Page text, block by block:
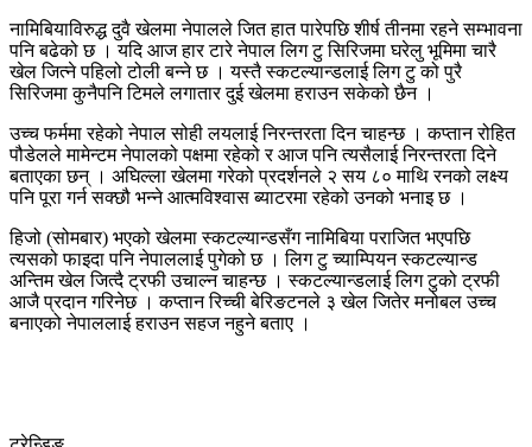
नामिबियाविरुद्ध दुवै खेलमा नेपालले जित हात पारेपछि शीर्ष तीनमा रहने सम्भावना
पनि बढेको छ । यदि आज हार टारे नेपाल लिग टु सिरिजमा घरेलु भूमिमा चारै
खेल जित्ने पहिलो टोली बन्ने छ । यस्तै स्कटल्यान्डलाई लिग टु को पुरै
सिरिजमा कुनैपनि टिमले लगातार दुई खेलमा हराउन सकेको छैन ।
उच्च फर्ममा रहेको नेपाल सोही लयलाई निरन्तरता दिन चाहन्छ । कप्तान रोहित
पौडेलले मामेन्टम नेपालको पक्षमा रहेको र आज पनि त्यसैलाई निरन्तरता दिने
बताएका छन् । अघिल्ला खेलमा गरेको प्रदर्शनले २ सय ८० माथि रनको लक्ष्य
पनि पूरा गर्न सक्छौ भन्ने आत्मविश्वास ब्याटरमा रहेको उनको भनाइ छ ।
हिजो (सोमबार) भएको खेलमा स्कटल्यान्डसँग नामिबिया पराजित भएपछि
त्यसको फाइदा पनि नेपाललाई पुगेको छ । लिग टु च्याम्पियन स्कटल्यान्ड
अन्तिम खेल जित्दै ट्रफी उचाल्न चाहन्छ । स्कटल्यान्डलाई लिग टुको ट्रफी
आजै प्रदान गरिनेछ । कप्तान रिच्ची बेरिङटनले ३ खेल जितेर मनोबल उच्च
बनाएको नेपाललाई हराउन सहज नहुने बताए ।